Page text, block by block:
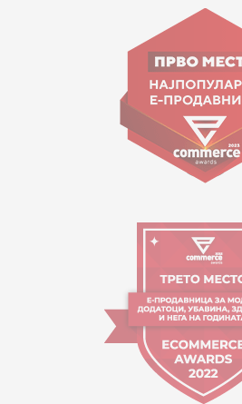
ул. Гоце Николовски
Работно
09:00 до 17:00